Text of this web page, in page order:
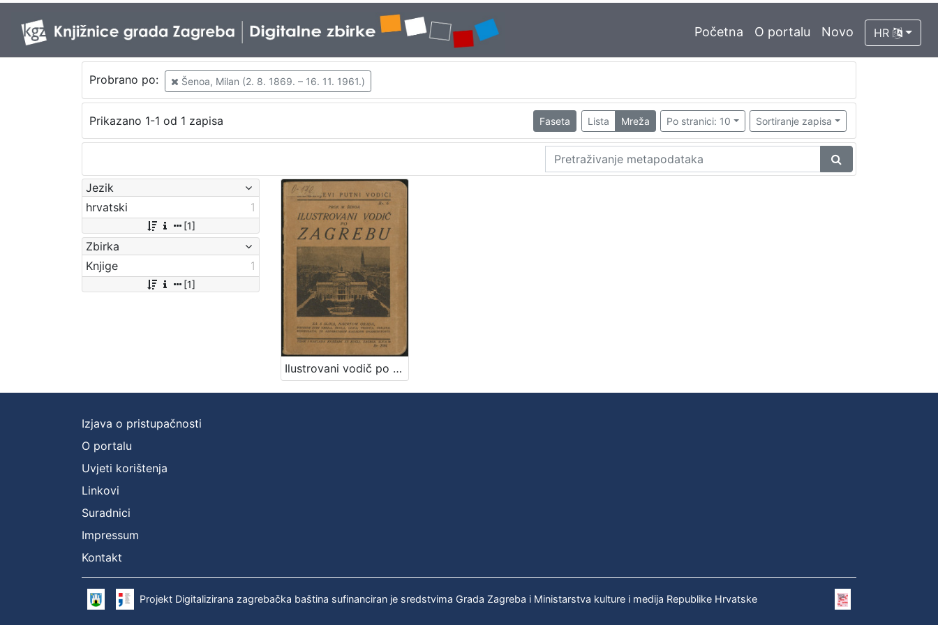
Početna O portalu Novo HR
Probrano po: Šenoa, Milan (2. 8. 1869. – 16. 11. 1961.)
Prikazano 1-1 od 1 zapisa Faseta Lista Mreža Po stranici: 10 Sortiranje zapisa
Jezik
hrvatski
1
[1]
Zbirka
Knjige
1
[1]
Ilustrovani vodič po Zagrebu : sa 5 slika, nacrtom grada, popisom svih ureda, škola, ulica, trgova, crkava, konzulata, te alfabetskim kazalom znamenitosti / M. Šenoa
Izjava o pristupačnosti
O portalu
Uvjeti korištenja
Linkovi
Suradnici
Impressum
Kontakt
Projekt Digitalizirana zagrebačka baština sufinanciran je sredstvima Grada Zagreba i Ministarstva kulture i medija Republike Hrvatske